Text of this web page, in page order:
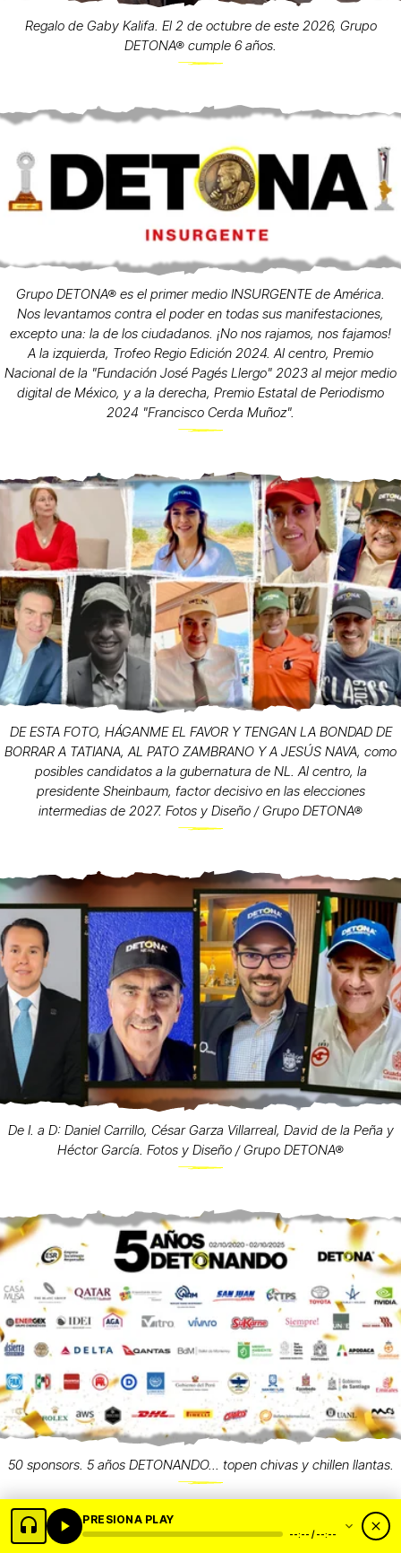
Regalo de Gaby Kalifa. El 2 de octubre de este 2026, Grupo
DETONA® cumple 6 años.
Grupo DETONA® es el primer medio INSURGENTE de América.
Nos levantamos contra el poder en todas sus manifestaciones,
excepto una: la de los ciudadanos. ¡No nos rajamos, nos fajamos!
A la izquierda, Trofeo Regio Edición 2024. Al centro, Premio
Nacional de la "Fundación José Pagés Llergo" 2023 al mejor medio
digital de México, y a la derecha, Premio Estatal de Periodismo
2024 "Francisco Cerda Muñoz".
DE ESTA FOTO, HÁGANME EL FAVOR Y TENGAN LA BONDAD DE
BORRAR A TATIANA, AL PATO ZAMBRANO Y A JESÚS NAVA, como
posibles candidatos a la gubernatura de NL. Al centro, la
presidente Sheinbaum, factor decisivo en las elecciones
intermedias de 2027. Fotos y Diseño / Grupo DETONA®
De I. a D: Daniel Carrillo, César Garza Villarreal, David de la Peña y
Héctor García. Fotos y Diseño / Grupo DETONA®
50 sponsors. 5 años DETONANDO... topen chivas y chillen llantas.
PRESIONA PLAY
--:-- / --:--